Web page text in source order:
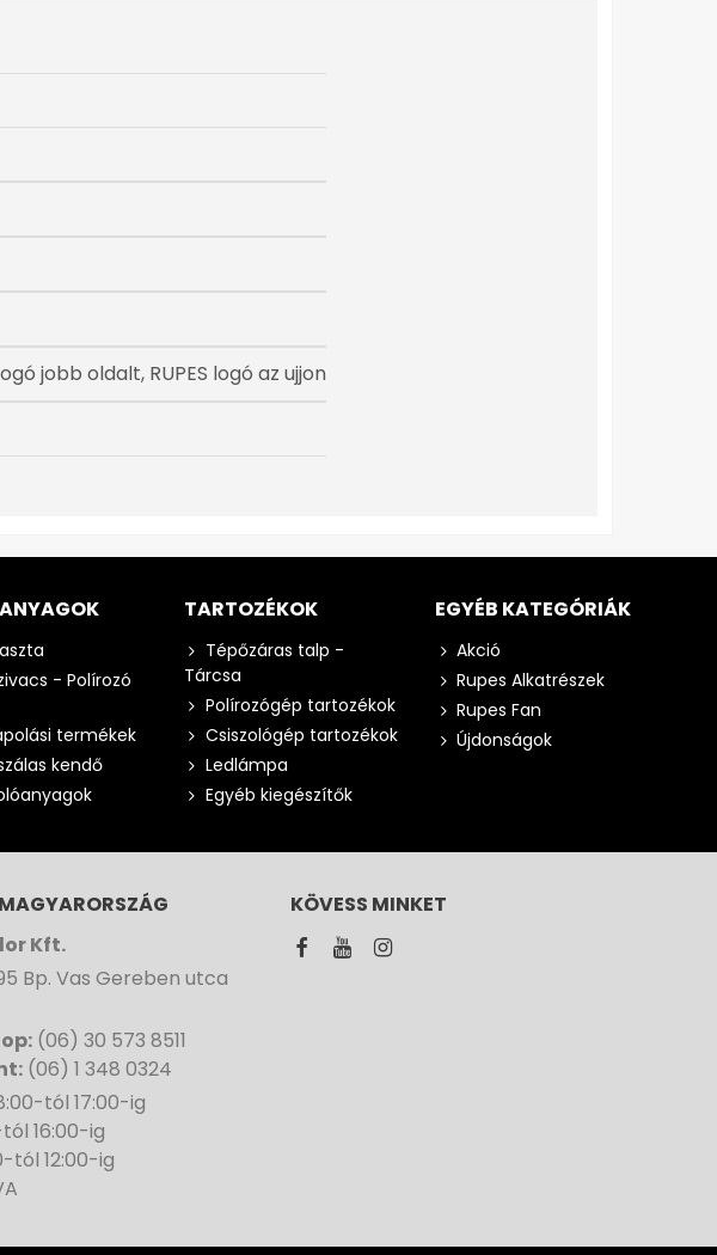
jobb oldalt, RUPES logó az ujjon
- Polírozó
termékek
kendő
TARTOZÉKOK
Tépőzáras talp -
Tárcsa
Polírozógép tartozékok
Csiszológép tartozékok
Ledlámpa
Egyéb kiegészítők
EGYÉB KATEGÓRIÁK
Akció
Rupes Alkatrészek
Rupes Fan
Újdonságok
Kft.
Bp. Vas Gereben utca
(06) 30 573 8511
(06) 1 348 0324
tól 17:00-ig
16:00-ig
tól 12:00-ig
KÖVESS MINKET